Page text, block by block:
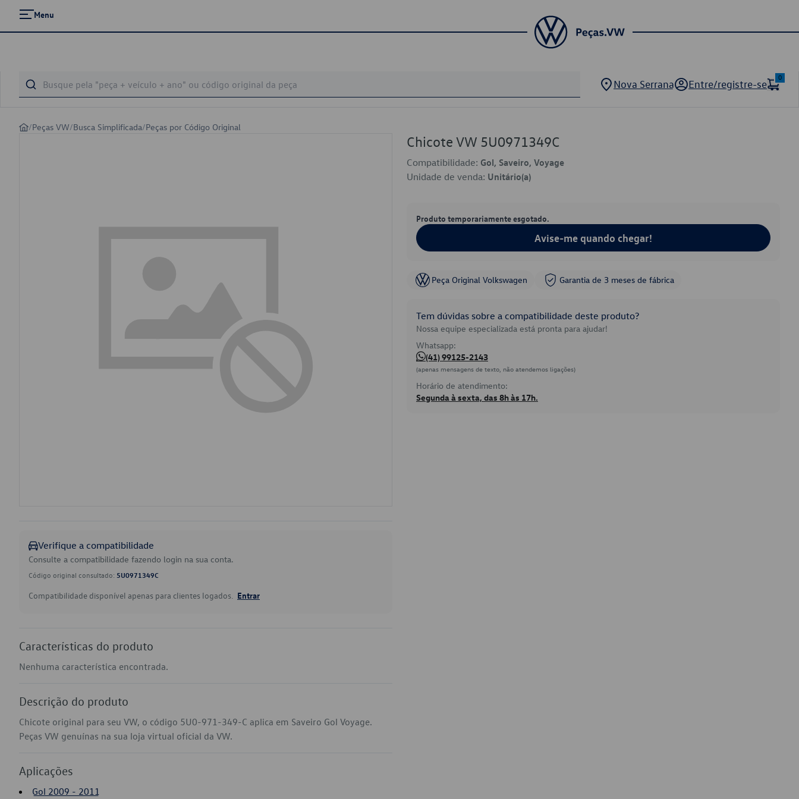
Menu
Nova Serrana Entre/registre-se
0
/Peças VW/Busca Simplificada/Peças por Código Original
Verifique a compatibilidade
Consulte a compatibilidade fazendo login na sua conta.
Código original consultado: 5U0971349C
Compatibilidade disponível apenas para clientes logados. Entrar
Características do produto
Nenhuma característica encontrada.
Descrição do produto
Chicote original para seu VW, o código 5U0-971-349-C aplica em Saveiro Gol Voyage.
Peças VW genuínas na sua loja virtual oficial da VW.
Aplicações
Gol 2009 - 2011
Chicote VW 5U0971349C
Compatibilidade: Gol, Saveiro, Voyage
Unidade de venda: Unitário(a)
Produto temporariamente esgotado.
Avise-me quando chegar!
Peça Original Volkswagen Garantia de 3 meses de fábrica
Tem dúvidas sobre a compatibilidade deste produto?
Nossa equipe especializada está pronta para ajudar!
Whatsapp:
(41) 99125-2143
(apenas mensagens de texto, não atendemos ligações)
Horário de atendimento:
Segunda à sexta, das 8h às 17h.